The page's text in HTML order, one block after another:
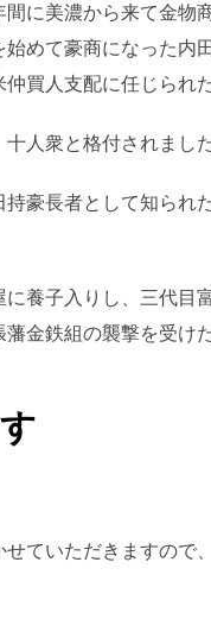
に美濃から来て金物
めて豪商になった内
買人支配に任じられ
人衆と格付されました
豪長者として知られ
養子入りし、三代目
金鉄組の襲撃を受け
ていただきますので